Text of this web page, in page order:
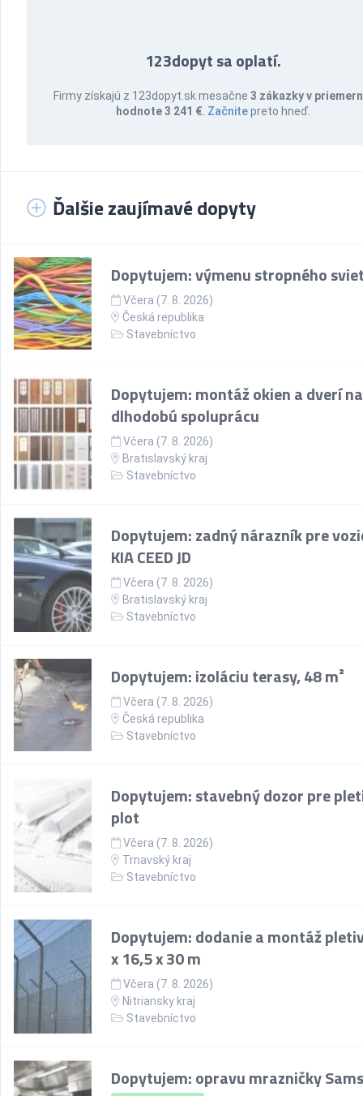
123dopyt sa oplatí.
Firmy získajú z 123dopyt.sk mesačne3 zákazky v
hodnote 3 241 € Začnitepreto hneď.
Ďalšie zaujímavé dopyty
Dopytujem: výmenu stropného
Včera (7. 8. 2026)
Česká republika
Stavebníctvo
Dopytujem: montáž okien a dverí na
dlhodobú spoluprácu
Včera (7. 8. 2026)
Bratislavský kraj
Stavebníctvo
Dopytujem: zadný nárazník pre
KIA CEED JD
Včera (7. 8. 2026)
Bratislavský kraj
Stavebníctvo
Dopytujem: izoláciu terasy, 48 m²
Včera (7. 8. 2026)
Česká republika
Stavebníctvo
Dopytujem: stavebný dozor pre
plot
Včera (7. 8. 2026)
Trnavský kraj
Stavebníctvo
Dopytujem: dodanie a montáž
x 16,5 x 30 m
Včera (7. 8. 2026)
Nitriansky kraj
Stavebníctvo
Dopytujem: opravu mrazničky